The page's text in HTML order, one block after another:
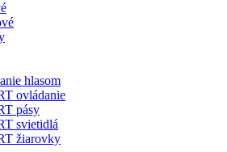
hlasom
ovládanie
pásy
svietidlá
žiarovky